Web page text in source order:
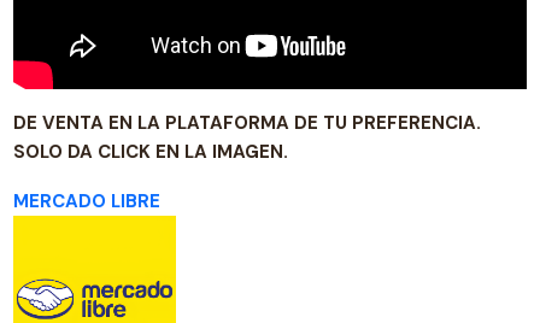
DE VENTA EN LA PLATAFORMA DE TU PREFERENCIA.
SOLO DA CLICK EN LA IMAGEN.
MERCADO LIBRE